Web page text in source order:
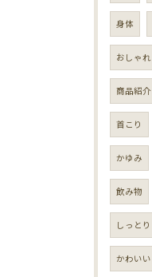
身体
おしゃれ
商品紹介
首こり
かゆみ
飲み物
しっとり
かわいい